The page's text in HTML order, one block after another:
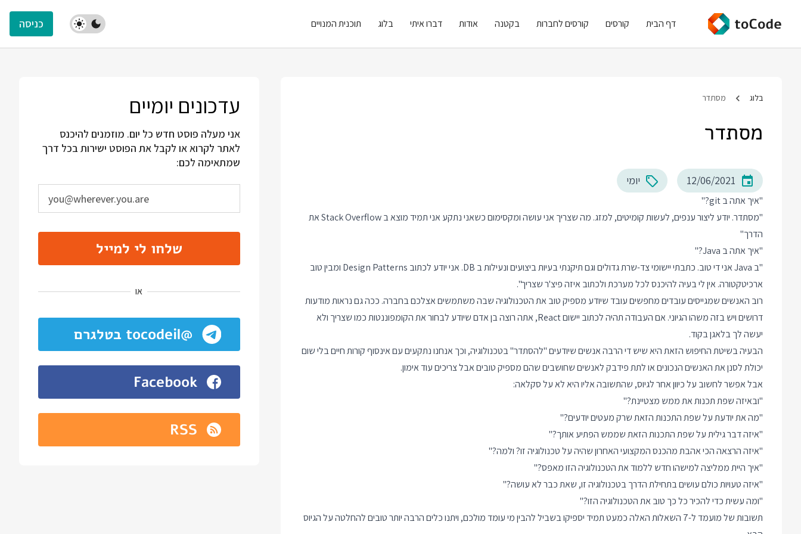
דף הבית קורסים קורסים לחברות בקטנה אודות דברו איתי בלוג תוכנית המנויים כניסה
בלוג מסתדר
מסתדר
12/06/2021 יומי
"איך אתה ב git?"
"מסתדר. יודע ליצור ענפים, לעשות קומיטים, למזג. מה שצריך אני עושה ומקסימום כשאני נתקע אני תמיד מוצא ב Stack Overflow את
הדרך"
"איך אתה ב Java?"
"ב Java אני די טוב. כתבתי יישומי צד-שרת גדולים וגם תיקנתי בעיות ביצועים ונעילות ב DB. אני יודע לכתוב Design Patterns ומבין טוב
ארכיטקטורה. אין לי בעיה להיכנס לכל מערכת ולכתוב איזה פיצ'ר שצריך".
רוב האנשים שמגייסים עובדים מחפשים עובד שיודע מספיק טוב את הטכנולוגיה שבה משתמשים אצלכם בחברה. ככה גם נראות מודעות
דרושים ויש בזה משהו הגיוני. אם העבודה תהיה לכתוב יישום React, אתה רוצה בן אדם שיודע לבחור את הקומפוננטות כמו שצריך ולא
יעשה לך בלאגן בקוד.
הבעיה בשיטת החיפוש הזאת היא שיש די הרבה אנשים שיודעים "להסתדר" בטכנולוגיה, וכך אנחנו נתקעים עם אינסוף קורות חיים בלי שום
יכולת לסנן את האנשים הנכונים או לתת פידבק לאנשים שחושבים שהם מספיק טובים אבל צריכים עוד אימון.
אבל אפשר לחשוב על כיוון אחר לגיוס, שהתשובה אליו היא לא על סקלאה:
"ובאיזה שפת תכנות את ממש מצטיינת?"
"מה את יודעת על שפת התכנות הזאת שרק מעטים יודעים?"
"איזה דבר גילית על שפת התכנות הזאת שממש הפתיע אותך?"
"איזה הרצאה הכי אהבת מהכנס המקצועי האחרון שהיה על טכנולוגיה זו? ולמה?"
"איך היית ממליצה למישהו חדש ללמוד את הטכנולוגיה הזו מאפס?"
"איזה טעויות כולם עושים בתחילת הדרך בטכנולוגיה זו, שאת כבר לא עושה?"
"ומה עשית כדי להכיר כל כך טוב את הטכנולוגיה הזו?"
תשובות של מועמד ל-7 השאלות האלה כמעט תמיד יספיקו בשביל להבין מי עומד מולכם, ויתנו כלים הרבה יותר טובים להחלטה על הגיוס
עדכונים יומיים
אני מעלה פוסט חדש כל יום. מוזמנים להיכנס
לאתר לקרוא או לקבל את הפוסט ישירות בכל דרך
שמתאימה לכם:
שלחו לי למייל
או
@tocodeil בטלגרם
Facebook
RSS